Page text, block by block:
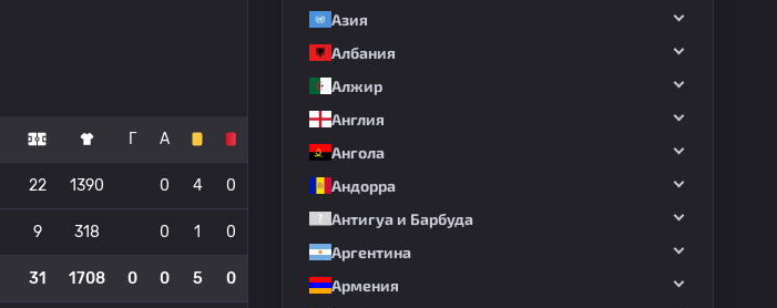
Г А
22 1390 0 4 0
9 318 0 1 0
31 1708 0 0 5 0
Азия
Албания
Алжир
Англия
Ангола
Андорра
Антигуа и Барбуда
Аргентина
Армения